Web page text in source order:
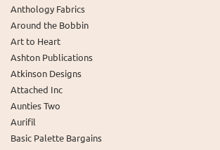
Anthology Fabrics
Around the Bobbin
Art to Heart
Ashton Publications
Atkinson Designs
Attached Inc
Aunties Two
Aurifil
Basic Palette Bargains